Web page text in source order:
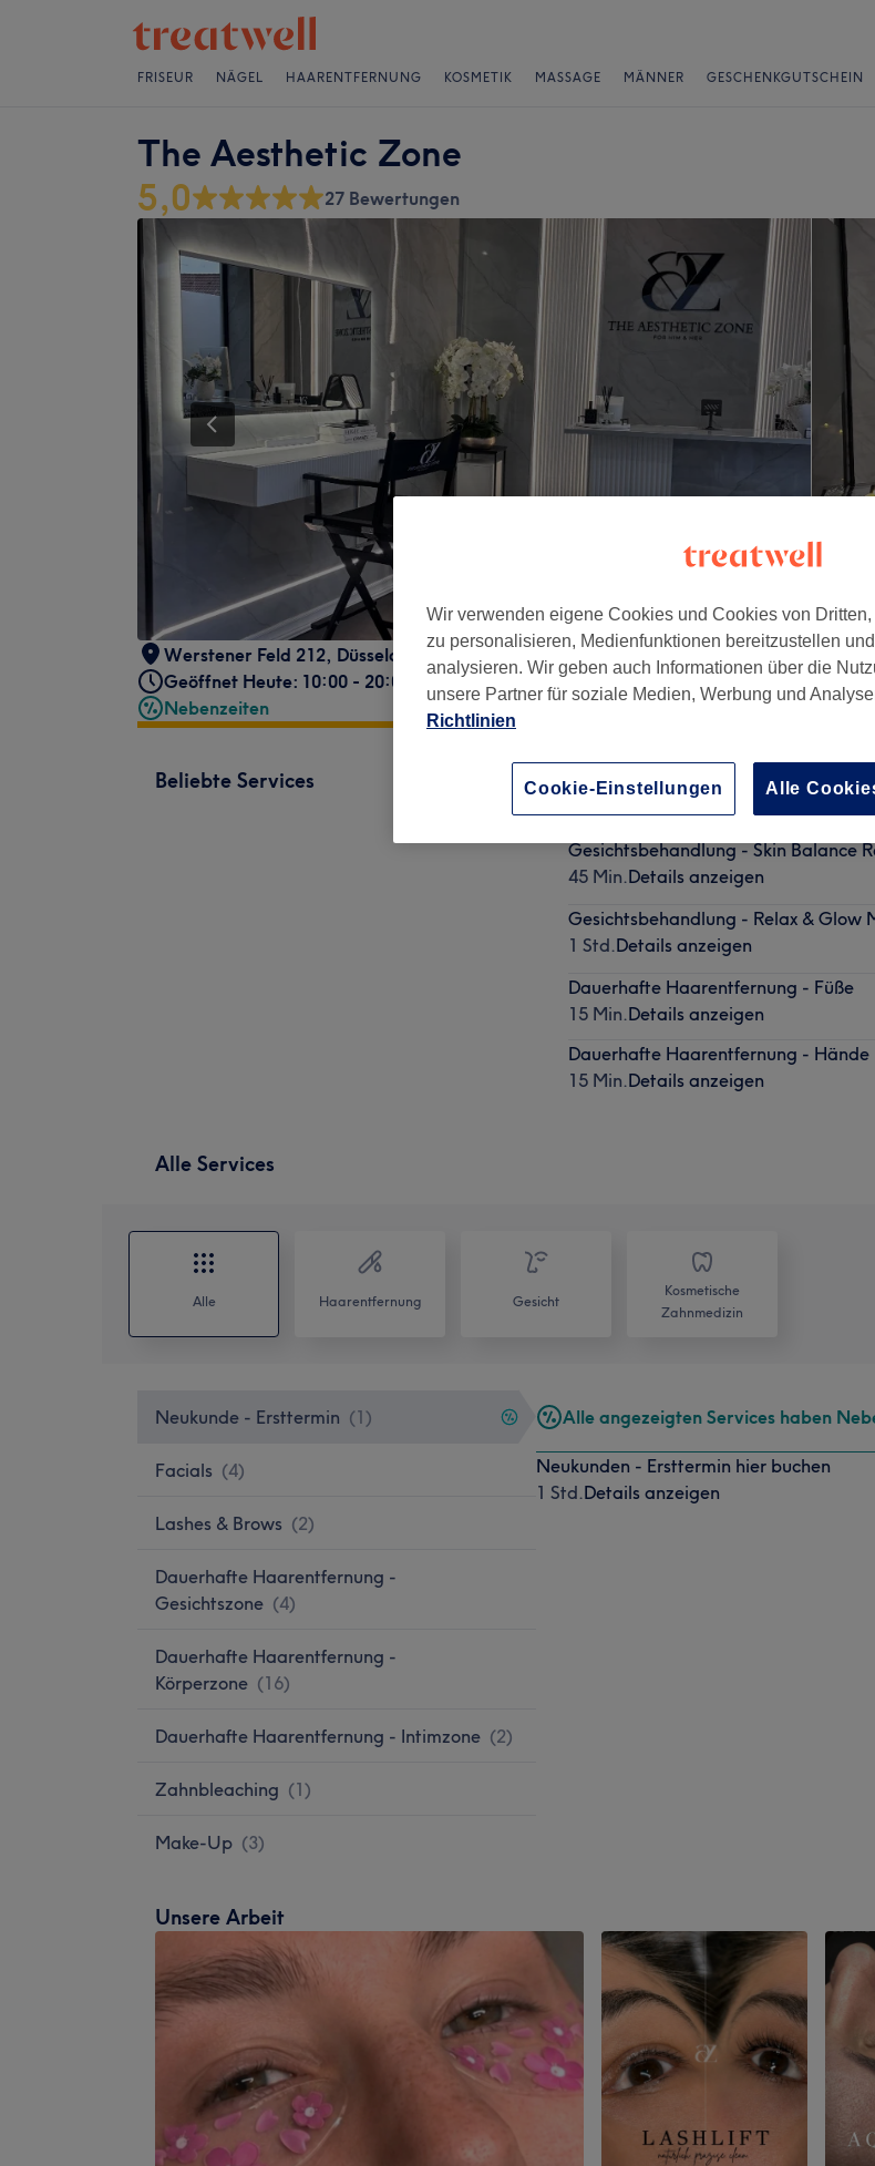
FRISEUR NÄGEL HAARENTFERNUNG KOSMETIK MASSAGE MÄNNER GESCHENKGUTSCHEIN
The Aesthetic Zone
5,0 27 Bewertungen
Werstener Feld 212, Düsseldorf , 40591
Geöffnet Heute: 10:00 - 20:00
Nebenzeiten
Beliebte Services
Neukunden - Ersttermin hier buchen
Gesichtsbehandlung - Skin Balance
45 Min.Details anzeigen
Gesichtsbehandlung - Relax & Glow
1 Std.Details anzeigen
Dauerhafte Haarentfernung - Füße
15 Min.Details anzeigen
Dauerhafte Haarentfernung - Hände
15 Min.Details anzeigen
Alle Services
Alle Haarentfernung Gesicht
Kosmetische
Zahnmedizin
Neukunde - Ersttermin (1 )
Facials (4)
Lashes & Brows (2)
Dauerhafte Haarentfernung -
Gesichtszone (4)
Dauerhafte Haarentfernung -
Körperzone (16)
Dauerhafte Haarentfernung - Intimzone (2)
Zahnbleaching (1)
Make-Up (3)
Alle angezeigten Services haben
Neukunden - Ersttermin hier buchen
1 Std.Details anzeigen
Unsere Arbeit
Wir verwenden eigene Cookies und Cookies von
zu personalisieren, Medienfunktionen bereitzustellen
analysieren. Wir geben auch Informationen über die
unsere Partner für soziale Medien, Werbung und
Richtlinien
Cookie-Einstellungen Alle